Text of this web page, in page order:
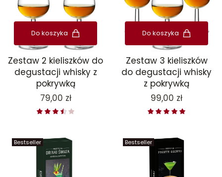
Do koszyka
Zestaw 2 kieliszków do
degustacji whisky z
pokrywką
Cena
79,00 zł
Do koszyka
Zestaw 3 kieliszków
do degustacji whisky
z pokrywką
Cena
99,00 zł
Bestseller Bestseller